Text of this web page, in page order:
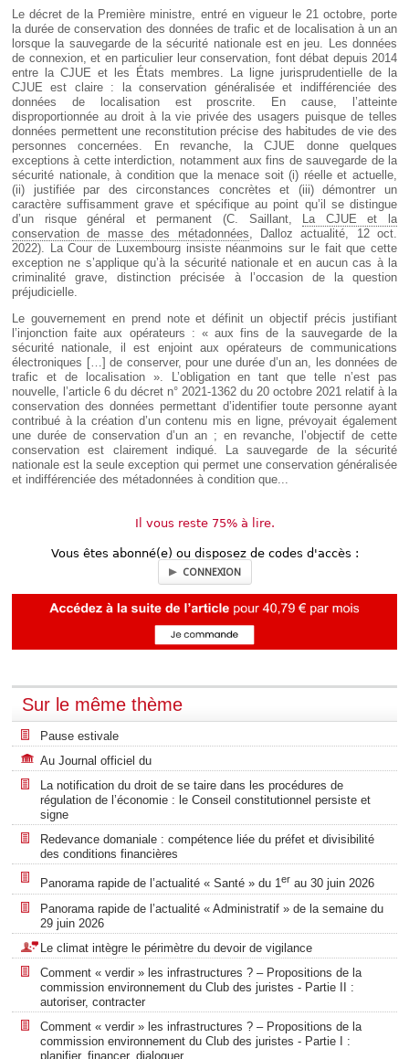
Le décret de la Première ministre, entré en vigueur le 21 octobre, porte
la durée de conservation des données de trafic et de localisation à un an
lorsque la sauvegarde de la sécurité nationale est en jeu. Les données
de connexion, et en particulier leur conservation, font débat depuis 2014
entre la CJUE et les États membres. La ligne jurisprudentielle de la
CJUE est claire : la conservation généralisée et indifférenciée des
données de localisation est proscrite. En cause, l’atteinte
disproportionnée au droit à la vie privée des usagers puisque de telles
données permettent une reconstitution précise des habitudes de vie des
personnes concernées. En revanche, la CJUE donne quelques
exceptions à cette interdiction, notamment aux fins de sauvegarde de la
sécurité nationale, à condition que la menace soit (i) réelle et actuelle,
(ii) justifiée par des circonstances concrètes et (iii) démontrer un
caractère suffisamment grave et spécifique au point qu’il se distingue
d’un risque général et permanent (C. Saillant, La CJUE et la
conservation de masse des métadonnées , Dalloz actualité, 12 oct.
2022). La Cour de Luxembourg insiste néanmoins sur le fait que cette
exception ne s’applique qu’à la sécurité nationale et en aucun cas à la
criminalité grave, distinction précisée à l’occasion de la question
préjudicielle.
Le gouvernement en prend note et définit un objectif précis justifiant
l’injonction faite aux opérateurs : « aux fins de la sauvegarde de la
sécurité nationale, il est enjoint aux opérateurs de communications
électroniques […] de conserver, pour une durée d’un an, les données de
trafic et de localisation ». L’obligation en tant que telle n’est pas
nouvelle, l’article 6 du décret n° 2021-1362 du 20 octobre 2021 relatif à la
conservation des données permettant d’identifier toute personne ayant
contribué à la création d’un contenu mis en ligne, prévoyait également
une durée de conservation d’un an ; en revanche, l’objectif de cette
conservation est clairement indiqué. La sauvegarde de la sécurité
nationale est la seule exception qui permet une conservation généralisée
et indifférenciée des métadonnées à condition que...
Il vous reste 75% à lire.
Vous êtes abonné(e) ou disposez de codes d'accès :
CONNEXION
Sur le même thème
Pause estivale
Au Journal officiel du
La notification du droit de se taire dans les procédures de
régulation de l’économie : le Conseil constitutionnel persiste et
signe
Redevance domaniale : compétence liée du préfet et divisibilité
des conditions financières
Panorama rapide de l’actualité « Santé » du 1er au 30 juin 2026
Panorama rapide de l’actualité « Administratif » de la semaine du
29 juin 2026
Le climat intègre le périmètre du devoir de vigilance
Comment « verdir » les infrastructures ? – Propositions de la
commission environnement du Club des juristes - Partie II :
autoriser, contracter
Comment « verdir » les infrastructures ? – Propositions de la
commission environnement du Club des juristes - Partie I :
planifier, financer, dialoguer